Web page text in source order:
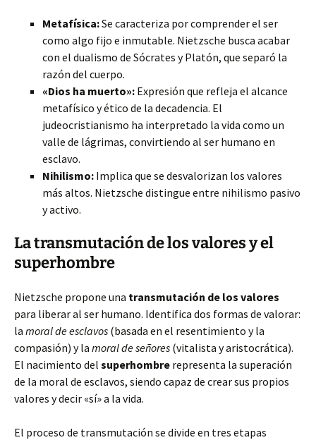
Metafísica:Se caracteriza por comprender el ser
como algo fijo e inmutable. Nietzsche busca acabar
con el dualismo de Sócrates y Platón, que separó la
razón del cuerpo.
«Dios ha muerto»: Expresión que refleja el alcance
metafísico y ético de la decadencia. El
judeocristianismo ha interpretado la vida como un
valle de lágrimas, convirtiendo al ser humano en
esclavo.
Nihilismo: Implica que se desvalorizan los valores
más altos. Nietzsche distingue entre nihilismo pasivo
y activo.
La transmutación de los valores y el
superhombre
Nietzsche propone una transmutación de los valores
para liberar al ser humano. Identifica dos formas de valorar:
la moral de esclavos (basada en el resentimiento y la
compasión) y la moral de señores (vitalista y aristocrática).
El nacimiento del superhombre representa la superación
de la moral de esclavos, siendo capaz de crear sus propios
valores y decir «sí» a la vida.
El proceso de transmutación se divide en tres etapas